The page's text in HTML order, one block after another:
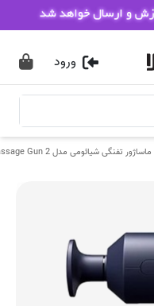
ورود
ماساژور تفنگی شیائومی مدل Xiaomi Massage Gun 2